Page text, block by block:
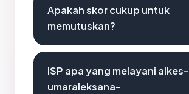
Apakah skor cukup untuk
memutuskan?
ISP apa yang melayani alkes-
umaraleksana-